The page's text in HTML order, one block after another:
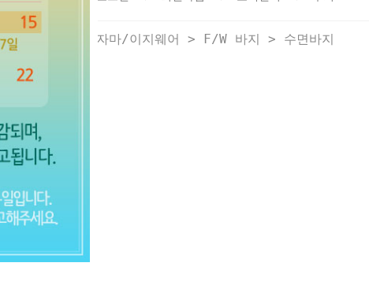
HOME 파자마/이지웨어 > F/W 바지 > 수면바지